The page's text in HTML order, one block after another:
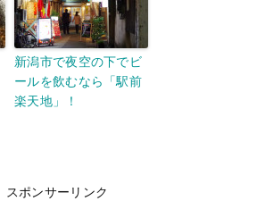
新潟市で夜空の下でビ
ールを飲むなら「駅前
楽天地」！
スポンサーリンク